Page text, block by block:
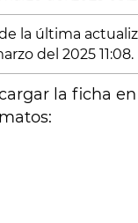
la última
del 2025 11:08.
la ficha